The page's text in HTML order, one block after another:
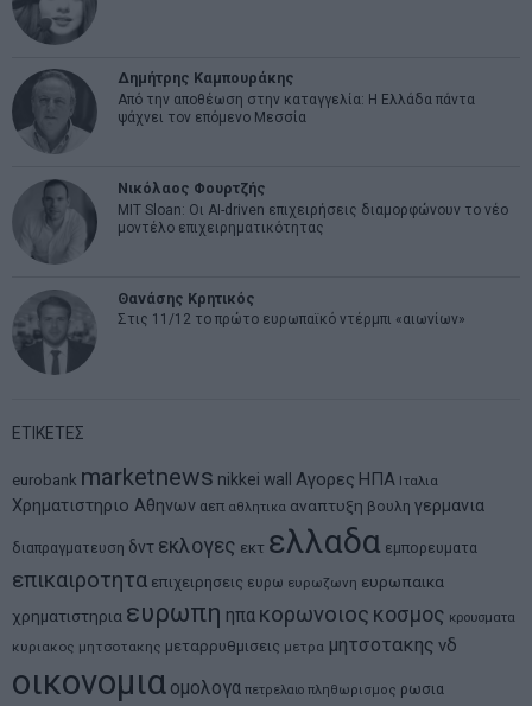
Δημήτρης Καμπουράκης
Από την αποθέωση στην καταγγελία: Η Ελλάδα πάντα
ψάχνει τον επόμενο Μεσσία
Νικόλαος Φουρτζής
MIT Sloan: Οι AI-driven επιχειρήσεις διαμορφώνουν το νέο
μοντέλο επιχειρηματικότητας
Θανάσης Κρητικός
Στις 11/12 το πρώτο ευρωπαϊκό ντέρμπι «αιωνίων»
ΕΤΙΚΕΤΕΣ
eurobank marketnews nikkei wall Αγορες ΗΠΑ Ιταλια
Χρηματιστηριο Αθηνων αεπ αθλητικα αναπτυξη βουλη γερμανια
διαπραγματευση δντ εκλογες εκτ ελλαδα εμπορευματα
επικαιροτητα επιχειρησεις ευρω ευρωζωνη ευρωπαικα
χρηματιστηρια ευρωπη ηπα κορωνοιος κοσμος κρουσματα
κυριακος μητσοτακης μεταρρυθμισεις μετρα μητσοτακης νδ
οικονομια ομολογα πετρελαιο πληθωρισμος ρωσια